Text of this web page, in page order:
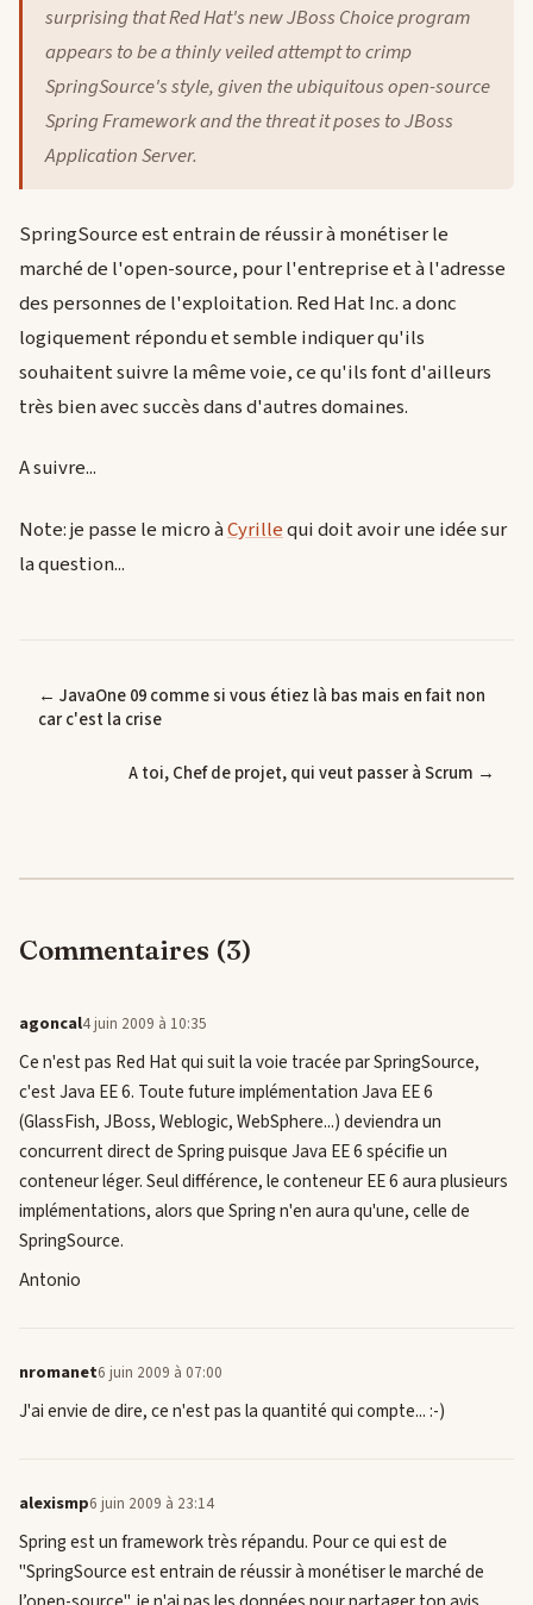
surprising that Red Hat's new JBoss Choice program
appears to be a thinly veiled attempt to crimp
SpringSource's style, given the ubiquitous open-source
Spring Framework and the threat it poses to JBoss
Application Server.
SpringSource est entrain de réussir à monétiser le
marché de l'open-source, pour l'entreprise et à l'adresse
des personnes de l'exploitation. Red Hat Inc. a donc
logiquement répondu et semble indiquer qu'ils
souhaitent suivre la même voie, ce qu'ils font d'ailleurs
très bien avec succès dans d'autres domaines.
A suivre...
Note: je passe le micro àCyrillequi doit avoir une idée sur
la question...
← JavaOne 09 comme si vous étiez là bas mais en fait non
car c'est la crise
A toi, Chef de projet, qui veut passer à Scrum →
Commentaires (3)
agoncal4 juin 2009 à 10:35
Ce n'est pas Red Hat qui suit la voie tracée par SpringSource,
c'est Java EE 6. Toute future implémentation Java EE 6
(GlassFish, JBoss, Weblogic, WebSphere...) deviendra un
concurrent direct de Spring puisque Java EE 6 spécifie un
conteneur léger. Seul différence, le conteneur EE 6 aura plusieurs
implémentations, alors que Spring n'en aura qu'une, celle de
SpringSource.
Antonio
nromanet6 juin 2009 à 07:00
J'ai envie de dire, ce n'est pas la quantité qui compte... :-)
alexismp6 juin 2009 à 23:14
Spring est un framework très répandu. Pour ce qui est de
"SpringSource est entrain de réussir à monétiser le marché de